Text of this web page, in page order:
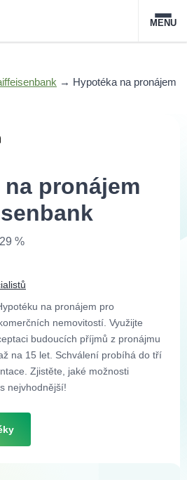
MENU
→ Hypotéka na pronájem
pronájem
%
na pronájem pro
nemovitostí. Využijte
budoucích příjmů z pronájmu
na 15 let. Schválení probíhá do tří
Zjistěte, jaké možnosti
nejvhodnější!